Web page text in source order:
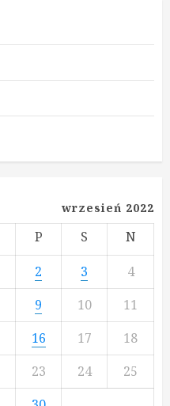
wrzesień 2022
P S
N
2 3
4
9 10
11
16 17
18
23 24
25